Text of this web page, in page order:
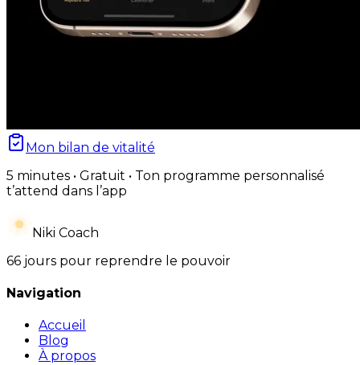
Mon bilan de vitalité
5 minutes • Gratuit • Ton programme personnalisé
t’attend dans l’app
Niki Coach
66 jours pour reprendre le pouvoir
Navigation
Accueil
Blog
À propos